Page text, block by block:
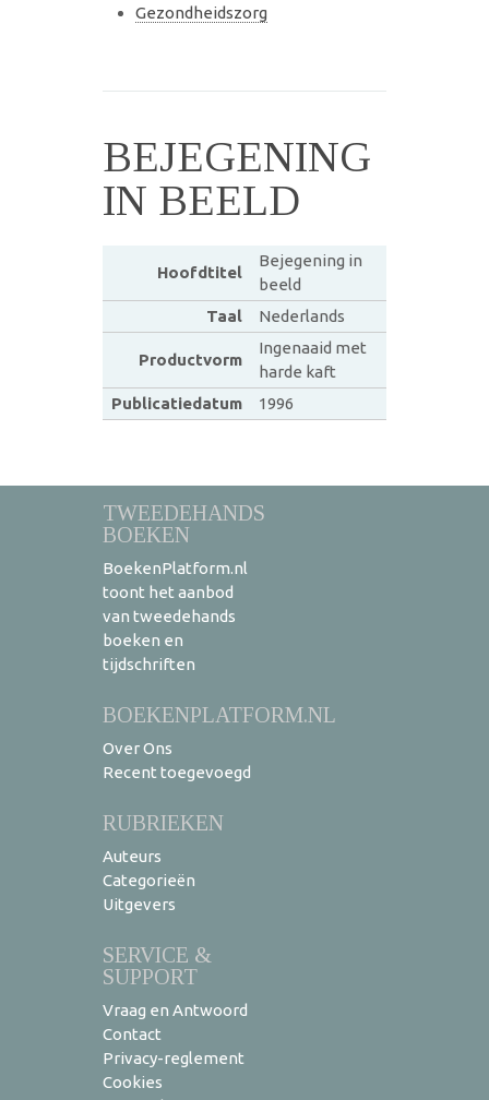
Gezondheidszorg
BEJEGENING
IN BEELD
Hoofdtitel
Bejegening in
beeld
Taal
Nederlands
Productvorm
Ingenaaid met
harde kaft
Publicatiedatum
1996
TWEEDEHANDS
BOEKEN
BoekenPlatform.nl
toont het aanbod
van tweedehands
boeken en
tijdschriften
BOEKENPLATFORM.NL
Over Ons
Recent toegevoegd
RUBRIEKEN
Auteurs
Categorieën
Uitgevers
SERVICE &
SUPPORT
Vraag en Antwoord
Contact
Privacy-reglement
Cookies